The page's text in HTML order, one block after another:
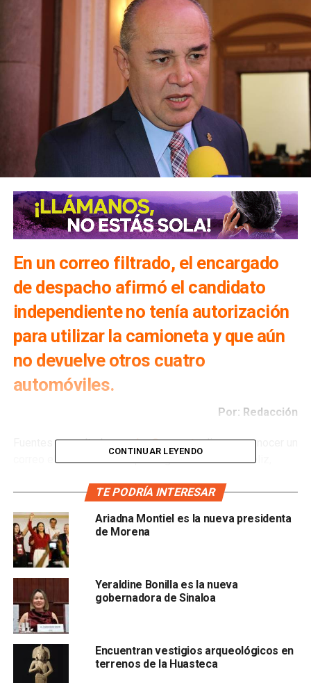
En un correo filtrado, el encargado
de despacho afirmó el candidato
independiente no tenía autorización
para utilizar la camioneta y que aún
no devuelve otros cuatro
automóviles.
Por: Redacción
Fuentes consultadas porLa Orquesta dieron a conocer un
correo electrónico en el que Hugo Cotonieto Santeliz,
Luis Potosí, confirmó que en el vehículo en el que se
accidentó Juan Carlos Machinena Morales,
precandidato independiente a la gubernatura del
estado, sí pertenecía a la dependencia federal
embargo, acotó que el uso de eso de la camioneta no fue
autorizado por el INAH.
Cotonieto Santeliz informó, en el correo, a los trabajadores
del Centro que la pick up accidentada sí pertenece al INAH
identificada como Enrique, no obstante, también les da a
conocer que ninguno de los dos se encontraba en alguna
CONTINUAR LEYENDO
TE PODRÍA INTERESAR
Ariadna Montiel es la nueva presidenta
de Morena
Yeraldine Bonilla es la nueva
gobernadora de Sinaloa
Encuentran vestigios arqueológicos en
terrenos de la Huasteca